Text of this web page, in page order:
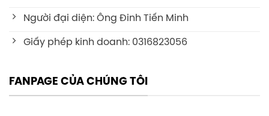
Người đại diện: Ông Đinh Tiến Minh
Giấy phép kinh doanh: 0316823056
FANPAGE CỦA CHÚNG TÔI